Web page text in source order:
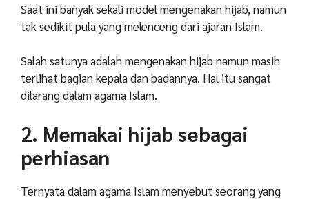
Saat ini banyak sekali model mengenakan hijab, namun
tak sedikit pula yang melenceng dari ajaran Islam.
Salah satunya adalah mengenakan hijab namun masih
terlihat bagian kepala dan badannya. Hal itu sangat
dilarang dalam agama Islam.
2. Memakai hijab sebagai
perhiasan
Ternyata dalam agama Islam menyebut seorang yang